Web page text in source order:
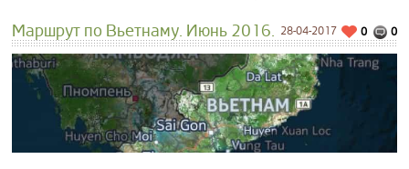
Маршрут по Вьетнаму. Июнь 2016. 28-04-2017 0
0